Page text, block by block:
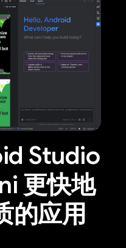
Studio
更快地
的应用